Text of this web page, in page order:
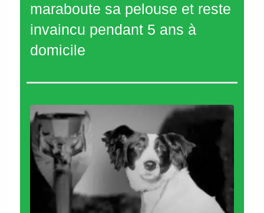
maraboute sa pelouse et reste
invaincu pendant 5 ans à
domicile